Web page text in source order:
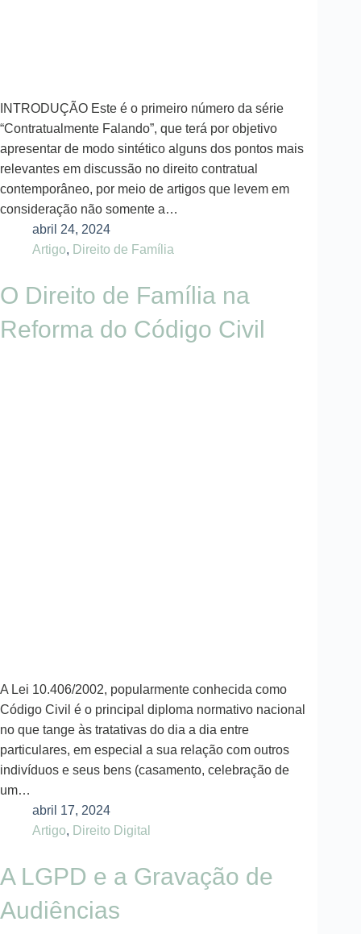
INTRODUÇÃO Este é o primeiro número da série
“Contratualmente Falando”, que terá por objetivo
apresentar de modo sintético alguns dos pontos mais
relevantes em discussão no direito contratual
contemporâneo, por meio de artigos que levem em
consideração não somente a…
abril 24, 2024
Artigo, Direito de Família
O Direito de Família na
Reforma do Código Civil
A Lei 10.406/2002, popularmente conhecida como
Código Civil é o principal diploma normativo nacional
no que tange às tratativas do dia a dia entre
particulares, em especial a sua relação com outros
indivíduos e seus bens (casamento, celebração de
um…
abril 17, 2024
Artigo, Direito Digital
A LGPD e a Gravação de
Audiências